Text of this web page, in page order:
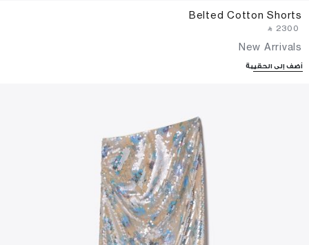
Belted Cotton Shorts
‎ ⃁ ⁦2300⁩ ‎
New Arrivals
أضف إلى الحقيبة